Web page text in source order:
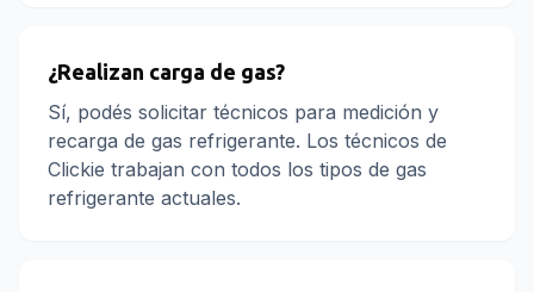
¿Realizan carga de gas?
Sí, podés solicitar técnicos para medición y
recarga de gas refrigerante. Los técnicos de
Clickie trabajan con todos los tipos de gas
refrigerante actuales.